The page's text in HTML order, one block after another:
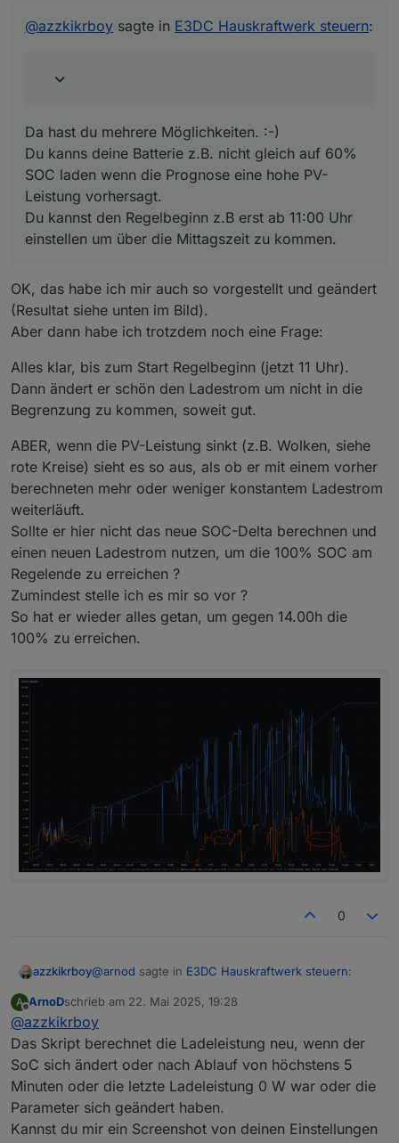
azzkikrboy
Sieht so aus, als ob um ca. 11:15 Uhr die PV-
OK, aus deiner Erfahrung: gibt es eine Möglichkeit
die Parameter so zu ändern, dass das Abriegeln
weiter nach hinten (also später) verlegt werden
könnte?
Du kanns deine Batterie z.B. nicht gleich auf 60% SOC
laden wenn die Prognose eine hohe PV- Leistung
@azzkikrboy sagte in E3DC Hauskraftwerk steuern:
Da hast du mehrere Möglichkeiten. :-)
Du kanns deine Batterie z.B. nicht gleich auf 60%
SOC laden wenn die Prognose eine hohe PV-
Leistung vorhersagt.
Du kannst den Regelbeginn z.B erst ab 11:00 Uhr
einstellen um über die Mittagszeit zu kommen.
OK, das habe ich mir auch so vorgestellt und geändert
(Resultat siehe unten im Bild).
Aber dann habe ich trotzdem noch eine Frage:
Alles klar, bis zum Start Regelbeginn (jetzt 11 Uhr).
Dann ändert er schön den Ladestrom um nicht in die
Begrenzung zu kommen, soweit gut.
ABER, wenn die PV-Leistung sinkt (z.B. Wolken, siehe
rote Kreise) sieht es so aus, als ob er mit einem vorher
berechneten mehr oder weniger konstantem Ladestrom
weiterläuft.
Sollte er hier nicht das neue SOC-Delta berechnen und
einen neuen Ladestrom nutzen, um die 100% SOC am
Regelende zu erreichen ?
Zumindest stelle ich es mir so vor ?
So hat er wieder alles getan, um gegen 14.00h die
100% zu erreichen.
0
azzkikrboy@arnod sagte in E3DC Hauskraftwerk steuern:
steuern:
@arnod sagte inE3DC Hauskraftwerk
steuern
OK, das habe ich mir auch so vorgestellt und
geändert (Resultat siehe unten im Bild).
Aber dann habe ich trotzdem noch eine Frage:
Alles klar, bis zum Start Regelbeginn (jetzt 11 Uhr).
Dann ändert er schön den Ladestrom um nicht in
die Begrenzung zu kommen, soweit gut.
ABER, wenn die PV-Leistung sinkt (z.B. Wolken,
siehe rote Kreise) sieht es so aus, als ob er mit
A
Offline
ArnoDschrieb am 22. Mai 2025, 19:28
zuletzt editiert von
@azzkikrboy
Das Skript berechnet die Ladeleistung neu, wenn der
SoC sich ändert oder nach Ablauf von höchstens 5
Minuten oder die letzte Ladeleistung 0 W war oder die
Parameter sich geändert haben.
Kannst du mir ein Screenshot von deinen Einstellungen